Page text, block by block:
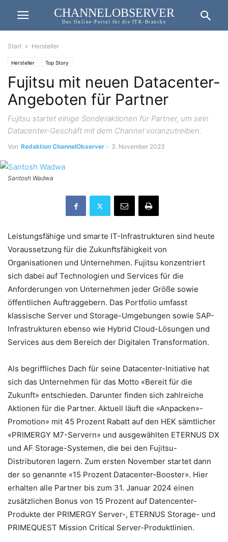
CHANNELOBSERVER
Das Online-Portal für die ITK-Branche
Start Hersteller
Hersteller Top Story
Fujitsu mit neuen Datacenter-
Angeboten für Partner
Fujitsu startet einige Sonderaktionen für Partner, um sein
Datacenter-Geschäft mit dem Channel voranzutreiben.
Von Redaktion ChannelObserver - 3. November 2023
Santosh Wadwa
Leistungsfähige und smarte IT-Infrastrukturen sind heute
Voraussetzung für die Zukunftsfähigkeit von
Organisationen und Unternehmen. Fujitsu konzentriert
sich dabei auf Technologien und Services für die
Anforderungen von Unternehmen jeder Größe sowie
öffentlichen Auftraggebern. Das Portfolio umfasst
klassische Server und Storage-Umgebungen sowie SAP-
Infrastrukturen ebenso wie Hybrid Cloud-Lösungen und
Services aus dem Bereich der Digitalen Transformation.
Als begriffliches Dach für seine Datacenter-Initiative hat
sich das Unternehmen für das Motto «Bereit für die
Zukunft» entschieden. Darunter finden sich zahlreiche
Aktionen für die Partner. Aktuell läuft die «Anpacken»-
Promotion» mit 45 Prozent Rabatt auf den HEK sämtlicher
«PRIMERGY M7-Servern» und ausgewählten ETERNUS DX
und AF Storage-Systemen, die bei den Fujitsu-
Distributoren lagern. Zum ersten November startet dann
der so genannte «15 Prozent Datacenter-Booster». Hier
erhalten alle Partner bis zum 31. Januar 2024 einen
zusätzlichen Bonus von 15 Prozent auf Datencenter-
Produkte der PRIMERGY Server-, ETERNUS Storage- und
PRIMEQUEST Mission Critical Server-Produktlinien.